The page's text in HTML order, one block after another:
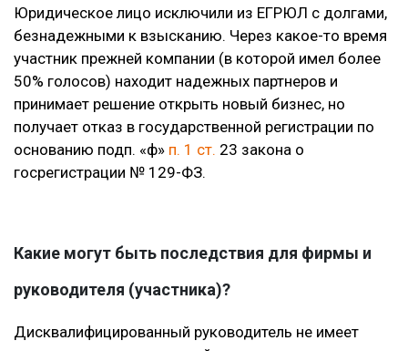
Юридическое лицо исключили из ЕГРЮЛ с долгами,
безнадежными к взысканию. Через какое-то время
участник прежней компании (в которой имел более
50% голосов) находит надежных партнеров и
принимает решение открыть новый бизнес, но
получает отказ в государственной регистрации по
основанию подп. «ф» п. 1 ст. 23 закона о
госрегистрации № 129-ФЗ.
Какие могут быть последствия для фирмы и
руководителя (участника)?
Дисквалифицированный руководитель не имеет